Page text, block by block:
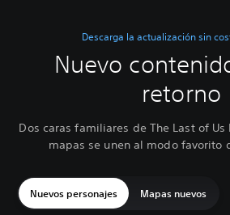
Descarga la actualización sin
Nuevo
retorno
Dos caras familiares de The Last of Us
mapas se unen al modo favorito
Nuevos personajes Mapas nuevos